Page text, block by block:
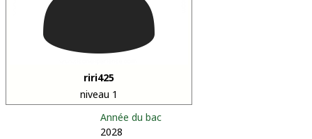
riri425
niveau 1
Année du bac
2028